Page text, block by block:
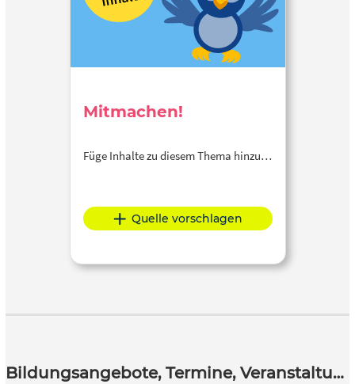
Mitmachen!
Füge Inhalte zu diesem Thema hinzu…
Quelle vorschlagen
Bildungsangebote, Termine, Veranstaltungen